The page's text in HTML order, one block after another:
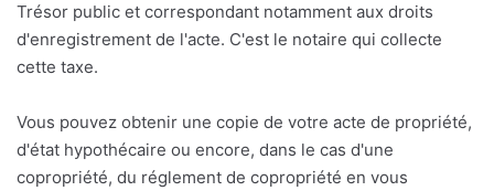
Trésor public et correspondant notamment aux droits
d'enregistrement de l'acte. C'est le notaire qui collecte
cette taxe.
Vous pouvez obtenir une copie de votre acte de propriété,
d'état hypothécaire ou encore, dans le cas d'une
copropriété, du réglement de copropriété en vous